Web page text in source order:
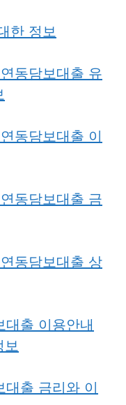
한 정보
동담보대출 유
동담보대출 이
동담보대출 금
동담보대출 상
출 이용안내
보
출 금리와 이